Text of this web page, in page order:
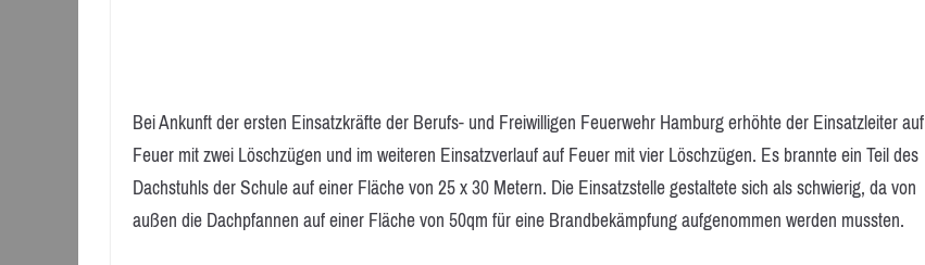
Bei Ankunft der ersten Einsatzkräfte der Berufs- und Freiwilligen Feuerwehr Hamburg erhöhte der Einsatzleiter auf
Feuer mit zwei Löschzügen und im weiteren Einsatzverlauf auf Feuer mit vier Löschzügen. Es brannte ein Teil des
Dachstuhls der Schule auf einer Fläche von 25 x 30 Metern. Die Einsatzstelle gestaltete sich als schwierig, da von
außen die Dachpfannen auf einer Fläche von 50qm für eine Brandbekämpfung aufgenommen werden mussten.